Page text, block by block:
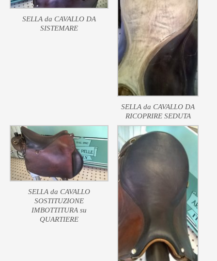
SELLA da CAVALLO DA
SISTEMARE
SELLA da CAVALLO DA
RICOPRIRE SEDUTA
SELLA da CAVALLO
SOSTITUZIONE
IMBOTTITURA su
QUARTIERE